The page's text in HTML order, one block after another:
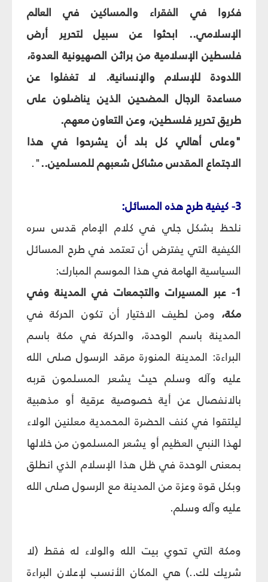
فكروا في الفقراء والمساكين في العالم
الإسلامي.. ابحثوا عن سبيل لتحرير أرض
فلسطين الإسلامية من براثن الصهيونية العدوة،
اللدودة للإسلام والإنسانية. لا تغفلوا عن
مساعدة الرجال المضحين الذين يناضلون على
طريق تحرير فلسطين، وعن التعاون معهم.
"وعلى أهالي كل بلد أن يشرحوا في هذا
الاجتماع المقدس مشاكل شعبهم للمسلمين..".
3- كيفية طرح هذه المسائل:
نلحظ بشكل جلي في كلام الإمام قدس سره
الكيفية التي يفترض أن تعتمد في طرح المسائل
السياسية الهامة في هذا الموسم المبارك:
1- عبر المسيرات والتجمعات في المدينة وفي
مكة، ومن لطيف الاختيار أن تكون الحركة في
المدينة باسم الوحدة، والحركة في مكة باسم
البراءة: المدينة المنورة مرقد الرسول صلى الله
عليه وآله وسلم حيث يشعر المسلمون قربه
بالانفصال عن أية خصوصية عرقية أو مذهبية
ليلتقوا في كنف الحضرة المحمدية معلنين الولاء
لهذا النبي العظيم أو يشعر المسلمون من خلالها
بمعنى الوحدة في ظل هذا الإسلام الذي انطلق
وبكل قوة وعزة من المدينة مع الرسول صلى الله
عليه وآله وسلم.
ومكة التي تحوي بيت الله والولاء له فقط (لا
شريك لك..) هي المكان الأنسب لإعلان البراءة